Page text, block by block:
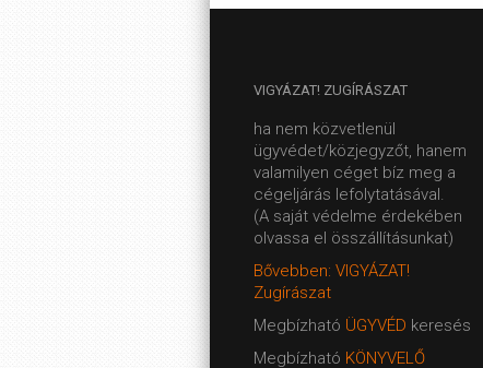
VIGYÁZAT! ZUGÍRÁSZAT
ha nem közvetlenül
ügyvédet/közjegyzőt, hanem
valamilyen céget bíz meg a
cégeljárás lefolytatásával.
(A saját védelme érdekében
olvassa el összállításunkat)
Bővebben: VIGYÁZAT!
Zugírászat
Megbízható ÜGYVÉD keresés
Megbízható KÖNYVELŐ